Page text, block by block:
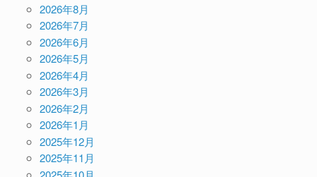
2026年8月
2026年7月
2026年6月
2026年5月
2026年4月
2026年3月
2026年2月
2026年1月
2025年12月
2025年11月